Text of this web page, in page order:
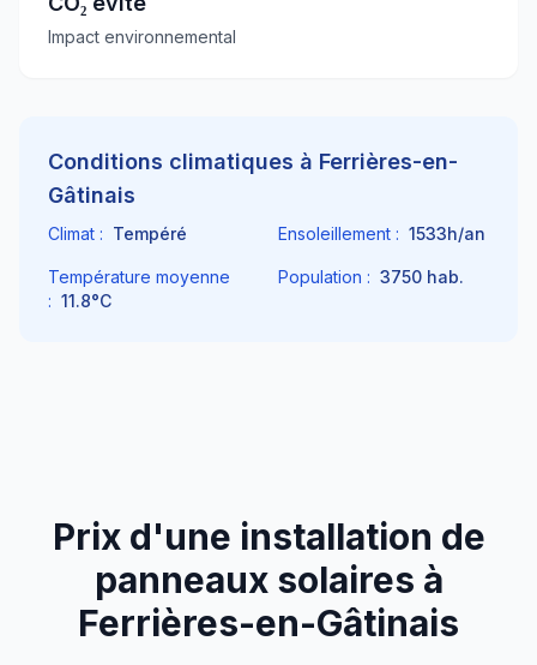
Impact environnemental
Conditions climatiques à Ferrières-en-
Gâtinais
Climat : Tempéré Ensoleillement : 1533h/an
Température moyenne
: 11.8°C
Population : 3750 hab.
Prix d'une installation de
panneaux solaires à
Ferrières-en-Gâtinais